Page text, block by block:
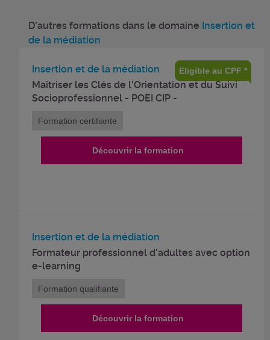
D'autres formations dans le domaine Insertion et
de la médiation
Insertion et de la médiation
Maîtriser les Clés de l'Orientation et du Suivi
Socioprofessionnel - POEI CIP -
Eligible au CPF *
Formation certifiante
Découvrir la formation
Insertion et de la médiation
Formateur professionnel d'adultes avec option
e-learning
Formation qualifiante
Découvrir la formation